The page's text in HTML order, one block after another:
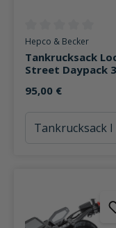
Durchschnittliche
Hepco & Becker
Tankrucksack
Street Daypack
95,00 €